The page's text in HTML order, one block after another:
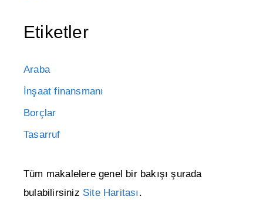
Etiketler
Araba
İnşaat finansmanı
Borçlar
Tasarruf
Tüm makalelere genel bir bakışı şurada
bulabilirsiniz Site Haritası.